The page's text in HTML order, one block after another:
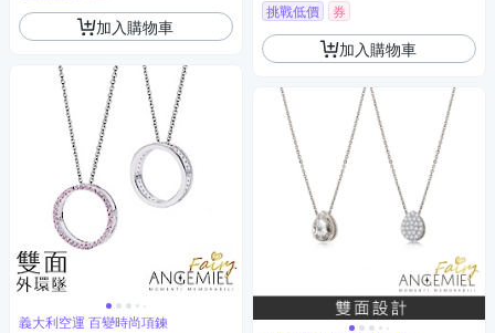
加入購物車
義大利空運 百變時尚項鍊
挑戰低價 券
加入購物車